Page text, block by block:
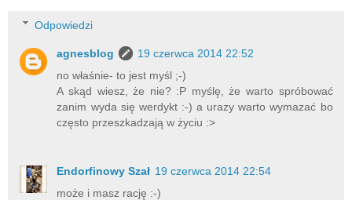
Odpowiedzi
agnesblog
19 czerwca 2014 22:52
no właśnie- to jest myśl ;-)
A skąd wiesz, że nie? :P myślę, że warto spróbować
zanim wyda się werdykt :-) a urazy warto wymazać bo
często przeszkadzają w życiu :>
Endorfinowy Szał 19 czerwca 2014 22:54
może i masz rację :-)